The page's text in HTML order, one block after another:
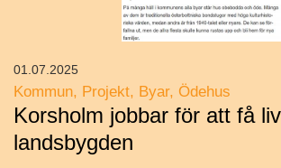
Kommun Projekt Byar Ödehus
Korsholm jobbar för att få
landsbygden
01.07.2025